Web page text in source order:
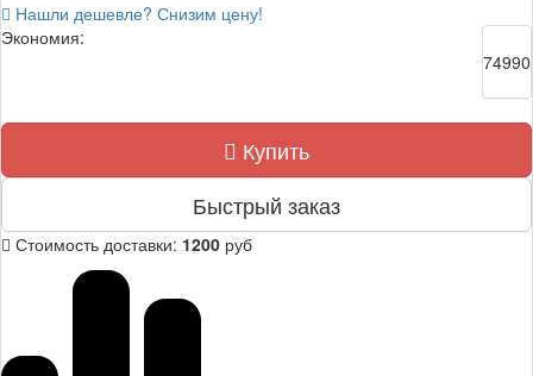
Нашли дешевле? Снизим цену!
Экономия:
74990
Купить
Быстрый заказ
Стоимость доставки: 1200 руб